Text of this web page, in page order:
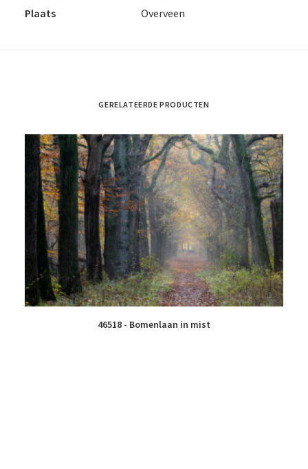
Plaats
Overveen
GERELATEERDE PRODUCTEN
46518 - Bomenlaan in mist